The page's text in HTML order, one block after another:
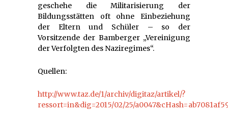
geschehe die Militarisierung der
Bildungsstätten oft ohne Einbeziehung
der Eltern und Schüler – so der
Vorsitzende der Bamberger „Vereinigung
der Verfolgten des Naziregimes“.
Quellen:
http://www.taz.de/1/archiv/digitaz/artikel/?
ressort=in&dig=2015/02/25/